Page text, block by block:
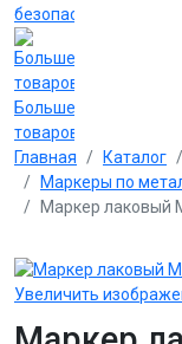
безопасности
Больше
товаров
Главная Каталог
Маркеры по
Маркер лаковый
Увеличить